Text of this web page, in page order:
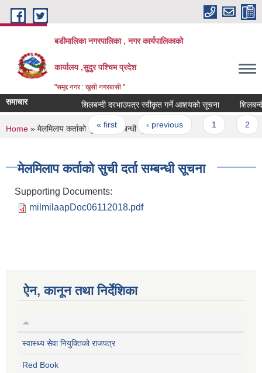
Skip to main content
बडीमालिका नगरपालिका , नगर कार्यपालिकाको
कार्यालय ,सुदुर पश्चिम प्रदेश
"समृद्द नगर : खुसी नगरबासी "
समाचार शिलबन्दी दरभाउपत्र स्वीकृत गर्ने आशयको सूचना
Pages
« first ‹ previous
You are here
Home » मेलमिलाप कर्ताको सुची दर्ता सम्बन्धी सूचना
मेलमिलाप कर्ताको सुची दर्ता सम्बन्धी सूचना
Supporting Documents:
milmilaapDoc06112018.pdf
ऐन, कानून तथा निर्देशिका
स्वास्थ्य सेवा नियुक्तिको राजपत्र
Red Book